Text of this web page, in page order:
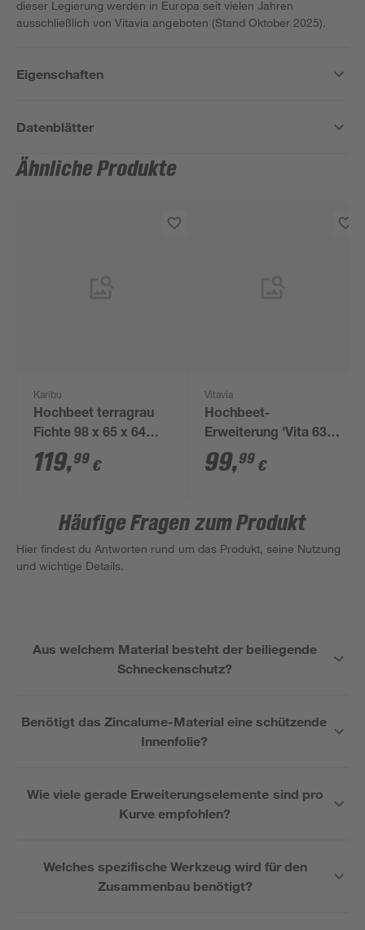
dieser Legierung werden in Europa seit vielen Jahren
ausschließlich von Vitavia angeboten (Stand Oktober 2025).
Eigenschaften
Datenblätter
Ähnliche Produkte
Karibu
Hochbeet terragrau
Fichte 98 x 65 x 64
cm, 260 l
119,99 €
Vitavia
Hochbeet-
Erweiterung 'Vita 630
Stretched' 80 x 63 cm
schwarz
99,99 €
Häufige Fragen zum Produkt
Hier findest du Antworten rund um das Produkt, seine Nutzung
und wichtige Details.
Aus welchem Material besteht der beiliegende
Schneckenschutz?
Benötigt das Zincalume-Material eine schützende
Innenfolie?
Wie viele gerade Erweiterungselemente sind pro
Kurve empfohlen?
Welches spezifische Werkzeug wird für den
Zusammenbau benötigt?